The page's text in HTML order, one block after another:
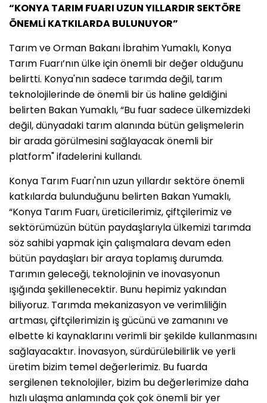
“KONYA TARIM FUARI UZUN YILLARDIR SEKTÖRE
ÖNEMLİ KATKILARDA BULUNUYOR”
Tarım ve Orman Bakanı İbrahim Yumaklı, Konya
Tarım Fuarı’nın ülke için önemli bir değer olduğunu
belirtti. Konya'nın sadece tarımda değil, tarım
teknolojilerinde de önemli bir üs haline geldiğini
belirten Bakan Yumaklı, “Bu fuar sadece ülkemizdeki
değil, dünyadaki tarım alanında bütün gelişmelerin
bir arada görülmesini sağlayacak önemli bir
platform" ifadelerini kullandı.
Konya Tarım Fuarı'nın uzun yıllardır sektöre önemli
katkılarda bulunduğunu belirten Bakan Yumaklı,
“Konya Tarım Fuarı, üreticilerimiz, çiftçilerimiz ve
sektörümüzün bütün paydaşlarıyla ülkemizi tarımda
söz sahibi yapmak için çalışmalara devam eden
bütün paydaşları bir araya toplamış durumda.
Tarımın geleceği, teknolojinin ve inovasyonun
ışığında şekillenecektir. Bunu hepimiz yakından
biliyoruz. Tarımda mekanizasyon ve verimliliğin
artması, çiftçilerimizin iş gücünü ve zamanını ve
elbette ki kaynaklarını verimli bir şekilde kullanmasını
sağlayacaktır. İnovasyon, sürdürülebilirlik ve yerli
üretim bizim temel değerlerimiz. Bu fuarda
sergilenen teknolojiler, bizim bu değerlerimize daha
hızlı ulaşma anlamında çok çok önemli bir yer